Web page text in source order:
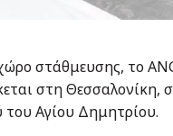
στάθμευσης, το
στη
του Αγίου Δημητρίου.